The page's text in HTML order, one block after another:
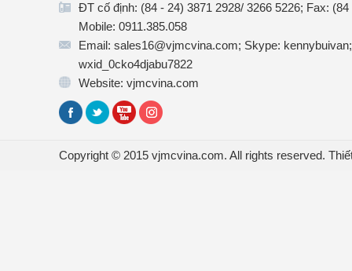
ĐT cố định: (84 - 24) 3871 2928/ 3266 5226; Fax:
Mobile: 0911.385.058
Email: sales16@vjmcvina.com; Skype:
wxid_0cko4djabu7822
Website: vjmcvina.com
Copyright © 2015 vjmcvina.com. All rights reserved.